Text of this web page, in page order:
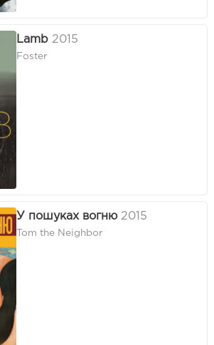
Lamb 2015
Foster
У пошуках вогню 2015
Tom the Neighbor